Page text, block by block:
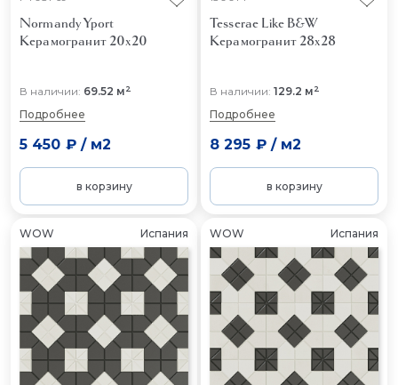
Normandy Yport
Керамогранит 20x20
В наличии: 69.52 м2
Подробнее
5 450 ₽/ м2
в корзину
Tesserae Like B&W
Керамогранит 28x28
В наличии: 129.2 м2
Подробнее
8 295 ₽/ м2
в корзину
WOW Испания WOW Испания